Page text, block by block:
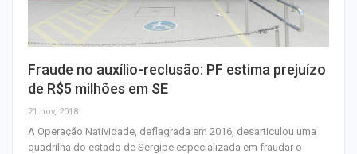
Fraude no auxílio-reclusão: PF estima prejuízo
de R$5 milhões em SE
21 nov, 2018
A Operação Natividade, deflagrada em 2016, desarticulou uma
quadrilha do estado de Sergipe especializada em fraudar o